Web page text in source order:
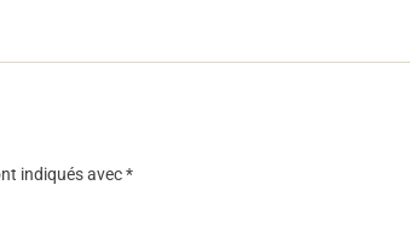
indiqués avec*